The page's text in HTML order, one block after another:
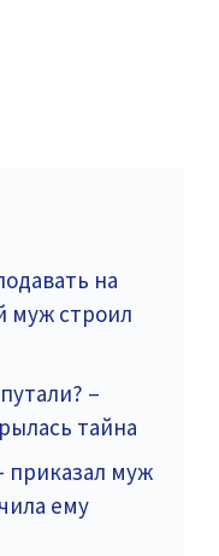
на
муж строил
–
тайна
приказал муж
ему